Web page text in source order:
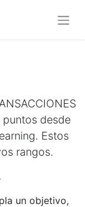
puntos desde
Estos
rangos.
un objetivo,